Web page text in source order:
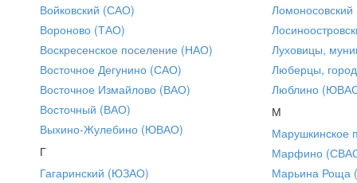
Войковский (САО)
Вороново (ТАО)
Воскресенское поселение (НАО)
Восточное Дегунино (САО)
Восточное Измайлово (ВАО)
Восточный (ВАО)
Выхино-Жулебино (ЮВАО)
Г
Гагаринский (ЮЗАО)
Луховицы,
Люберцы,
Люблино
М
Марушкинское
Марфино
Марьина Роща